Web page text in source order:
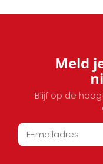
Meld
Blijf op de